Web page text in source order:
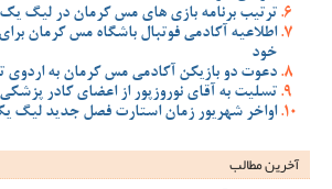
ترتیب برنامه بازی های مس کرمان در لیگ
اطلاعیه آکادمی فوتبال باشگاه مس کرمان
خود
دعوت دو بازیکن آکادمی مس کرمان به اردوی
تسلیت به آقای نوروزپور از اعضای کادر
اواخر شهریور زمان استارت فصل جدید لیگ
آخرین مطالب